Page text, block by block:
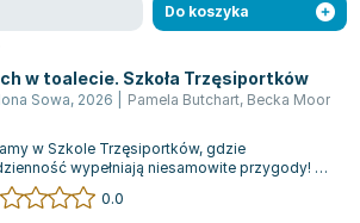
Do koszyka
w toalecie. Szkoła Trzęsiportków
Sowa, 2026 Pamela Butchart, Becka Moor
w Szkole Trzęsiportków, gdzie
wypełniają niesamowite przygody! W
toalecie przebywa duch, but odgrywa r...
0.0